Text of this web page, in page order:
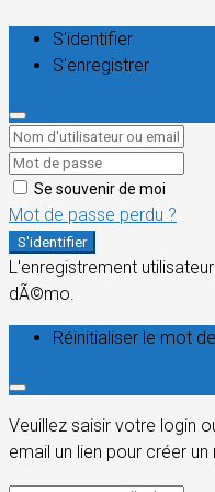
S'identifier
S'enregistrer
Se souvenir de moi
Mot de passe perdu ?
S'identifier
L'enregistrement
dÃ©mo.
Réinitialiser le mot
Veuillez saisir votre login
email un lien pour créer